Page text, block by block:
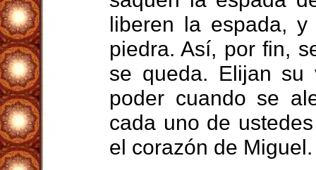
liberen la espada,
piedra. Así, por fin,
se queda. Elijan su
poder cuando se
cada uno de
el corazón de Miguel.